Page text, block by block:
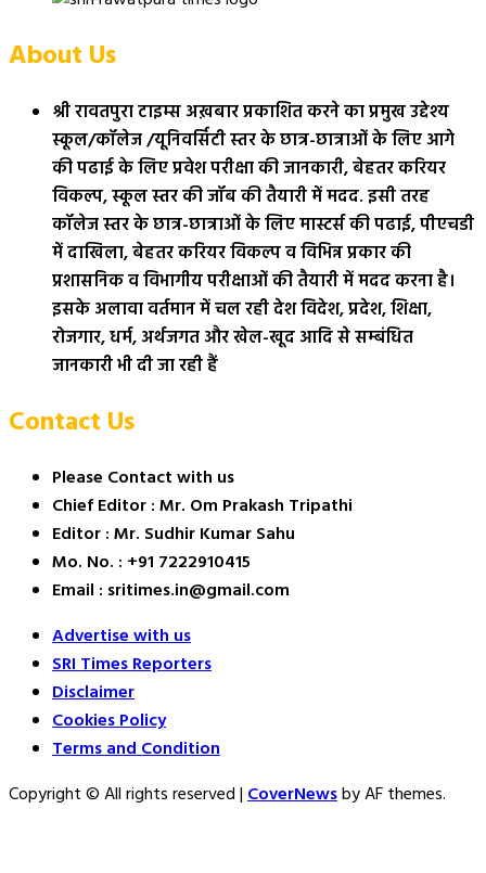
About Us
श्री रावतपुरा टाइम्स अख़बार प्रकाशित करने का प्रमुख उद्देश्य
स्कूल/कॉलेज /यूनिवर्सिटी स्तर के छात्र-छात्राओं के लिए आगे
की पढाई के लिए प्रवेश परीक्षा की जानकारी, बेहतर करियर
विकल्प, स्कूल स्तर की जॉब की तैयारी में मदद. इसी तरह
कॉलेज स्तर के छात्र-छात्राओं के लिए मास्टर्स की पढाई, पीएचडी
में दाखिला, बेहतर करियर विकल्प व विभिन्न प्रकार की
प्रशासनिक व विभागीय परीक्षाओं की तैयारी में मदद करना है।
इसके अलावा वर्तमान में चल रही देश विदेश, प्रदेश, शिक्षा,
रोजगार, धर्म, अर्थजगत और खेल-खूद आदि से सम्बंधित
जानकारी भी दी जा रही हैं
Contact Us
Please Contact with us
Chief Editor : Mr. Om Prakash Tripathi
Editor : Mr. Sudhir Kumar Sahu
Mo. No. : +91 7222910415
Email : sritimes.in@gmail.com
Advertise with us
SRI Times Reporters
Disclaimer
Cookies Policy
Terms and Condition
Copyright © All rights reserved|CoverNewsby AF themes.